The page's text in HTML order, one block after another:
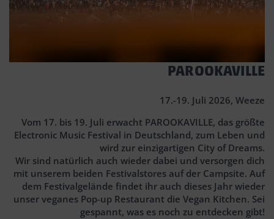
PAROOKAVILLE
17.-19. Juli 2026, Weeze
Vom 17. bis 19. Juli erwacht PAROOKAVILLE, das größte
Electronic Music Festival in Deutschland, zum Leben und
wird zur einzigartigen City of Dreams.
Wir sind natürlich auch wieder dabei und versorgen dich
mit unserem beiden Festivalstores auf der Campsite. Auf
dem Festivalgelände findet ihr auch dieses Jahr wieder
unser veganes Pop-up Restaurant die Vegan Kitchen. Sei
gespannt, was es noch zu entdecken gibt!